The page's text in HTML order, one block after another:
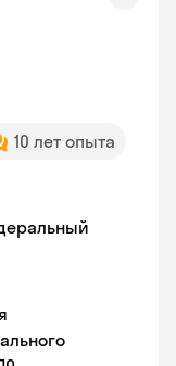
10 лет опыта